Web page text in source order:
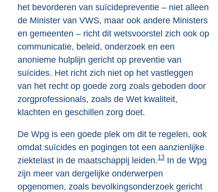
het bevorderen van suïcidepreventie – niet alleen
de Minister van VWS, maar ook andere Ministers
en gemeenten – richt dit wetsvoorstel zich ook op
communicatie, beleid, onderzoek en een
anonieme hulplijn gericht op preventie van
suïcides. Het richt zich niet op het vastleggen
van het recht op goede zorg zoals geboden door
zorgprofessionals, zoals de Wet kwaliteit,
klachten en geschillen zorg doet.
De Wpg is een goede plek om dit te regelen, ook
omdat suïcides en pogingen tot een aanzienlijke
ziektelast in de maatschappij leiden.13 In de Wpg
zijn meer van dergelijke onderwerpen
opgenomen, zoals bevolkingsonderzoek gericht